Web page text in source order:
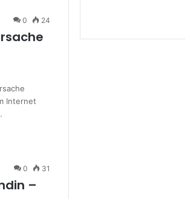
0 24
Internet
0 31
–